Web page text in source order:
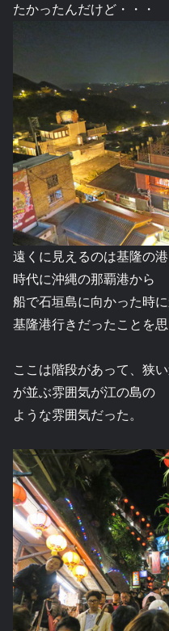
たかったんだけど・・・
遠くに見えるのは基隆の
時代に沖縄の那覇港から
船で石垣島に向かった時
基隆港行きだったことを思
ここは階段があって、狭
が並ぶ雰囲気が江の島の
ような雰囲気だった。